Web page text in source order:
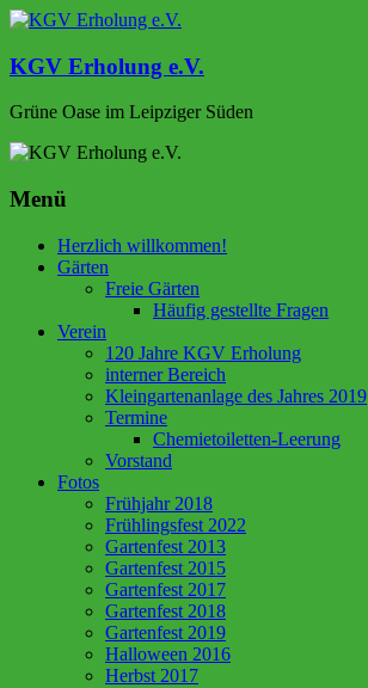
Zum
springen
KGV Erholung e.V.
Grüne Oase im Leipziger Süden
Menü
Herzlich willkommen!
Gärten
Freie Gärten
Häufig gestellte Fragen
Verein
120 Jahre KGV Erholung
interner Bereich
Kleingartenanlage des Jahres 2019
Termine
Chemietoiletten-Leerung
Vorstand
Fotos
Frühjahr 2018
Frühlingsfest 2022
Gartenfest 2013
Gartenfest 2015
Gartenfest 2017
Gartenfest 2018
Gartenfest 2019
Halloween 2016
Herbst 2017